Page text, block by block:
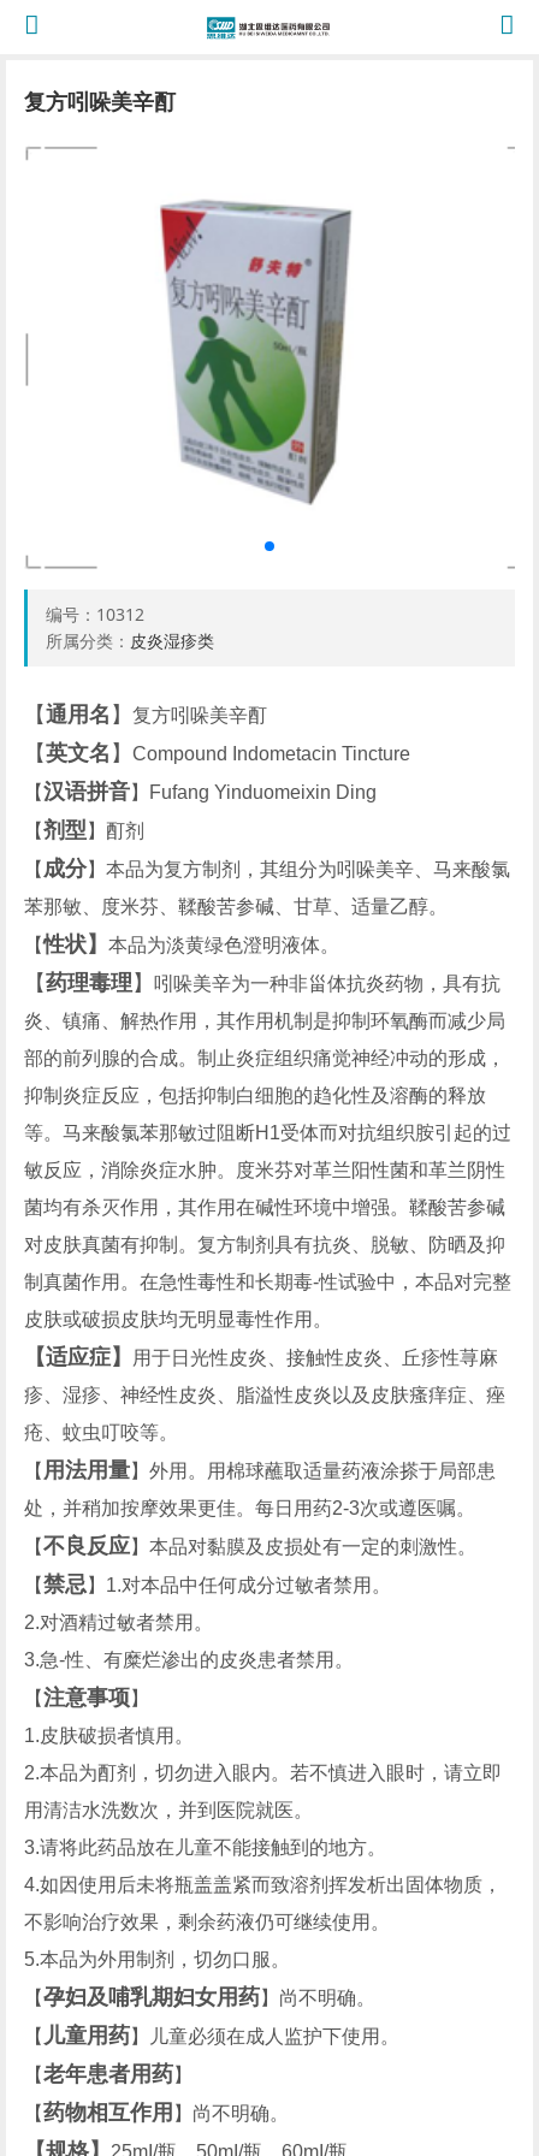
复方吲哚美辛酊
编号： 10312
所属分类： 皮炎湿疹类
【通用名 】 复方吲哚美辛酊
【英文名 】 Compound Indometacin Tincture
【汉语拼音】Fufang Yinduomeixin Ding
【剂型 】酊剂
【 成分】本品为复方制剂，其组分为吲哚美辛、马来酸氯
苯那敏、度米芬、鞣酸苦参碱、甘草、适量乙醇。
【性状】 本品为淡黄绿色澄明液体。
【药理毒理 】
吲哚美辛为一种非甾体抗炎药物，具有抗
炎、镇痛、解热作用，其作用机制是抑制环氧酶而减少局
部的前列腺的合成。制止炎症组织痛觉神经冲动的形成，
抑制炎症反应，包括抑制白细胞的趋化性及溶酶的释放
等。马来酸氯苯那敏过阻断H1受体而对抗组织胺引起的过
敏反应，消除炎症水肿。度米芬对革兰阳性菌和革兰阴性
菌均有杀灭作用，其作用在碱性环境中增强。鞣酸苦参碱
对皮肤真菌有抑制。复方制剂具有抗炎、脱敏、防晒及抑
制真菌作用。在急性毒性和长期毒-性试验中，本品对完整
皮肤或破损皮肤均无明显毒性作用。
【适应症】
用于日光性皮炎、接触性皮炎、丘疹性荨麻
疹、湿疹、神经性皮炎、脂溢性皮炎以及皮肤瘙痒症、痤
疮、蚊虫叮咬等。
【 用法用量】外用。用棉球蘸取适量药液涂搽于局部患
处，并稍加按摩效果更佳。每日用药2-3次或遵医嘱。
【不良反应】本品对黏膜及皮损处有一定的刺激性。
【禁忌】1.对本品中任何成分过敏者禁用。
2.对酒精过敏者禁用。
3.急-性、有糜烂渗出的皮炎患者禁用。
【注意事项】
1.皮肤破损者慎用。
2.本品为酊剂，切勿进入眼内。若不慎进入眼时，请立即
用清洁水洗数次，并到医院就医。
3.请将此药品放在儿童不能接触到的地方。
4.如因使用后未将瓶盖盖紧而致溶剂挥发析出固体物质，
不影响治疗效果，剩余药液仍可继续使用。
5.本品为外用制剂，切勿口服。
【孕妇及哺乳期妇女用药】尚不明确。
【 儿童用药】儿童必须在成人监护下使用。
【老年患者用药】
【药物相互作用 】尚不明确。